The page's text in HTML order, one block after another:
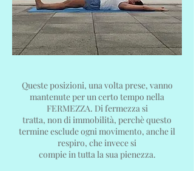
Queste posizioni, una volta prese, vanno
mantenute per un certo tempo nella
FERMEZZA. Di fermezza si
tratta, non di immobilità, perchè questo
termine esclude ogni movimento, anche il
respiro, che invece si
compie in tutta la sua pienezza.